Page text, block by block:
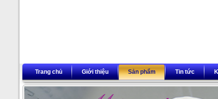
Trang chủ Giới thiệu Sản phẩm Tin tức